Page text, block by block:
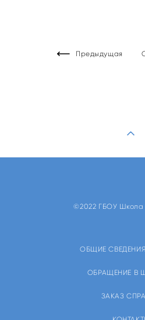
Предыдущая
©2022 ГБОУ Школа
ОБЩИЕ
ОБРАЩЕНИЕ В
ЗАКАЗ